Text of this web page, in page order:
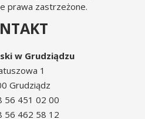
prawa zastrzeżone.
w Grudziądzu
1
Grudziądz
56 451 02 00
56 462 58 12